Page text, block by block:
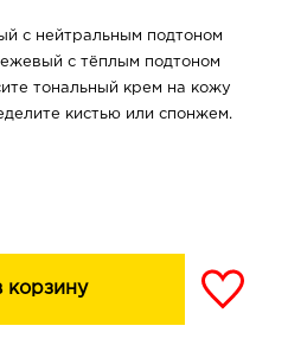
с нейтральным подтоном
с тёплым подтоном
тональный крем на кожу
кистью или спонжем.
корзину